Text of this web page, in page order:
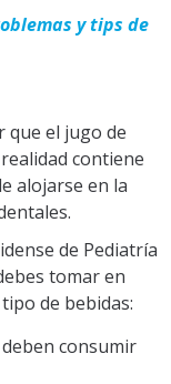
y tips de
que el jugo de
contiene
alojarse en la
de Pediatría
tomar en
de bebidas:
consumir